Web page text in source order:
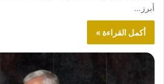
أبرز…
أكمل القراءة »